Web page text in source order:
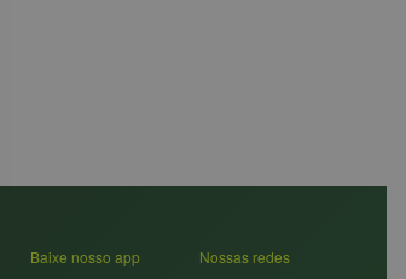
Baixe nosso app Nossas redes